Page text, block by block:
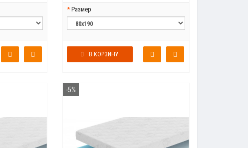
Размер
В КОРЗИНУ
-5%